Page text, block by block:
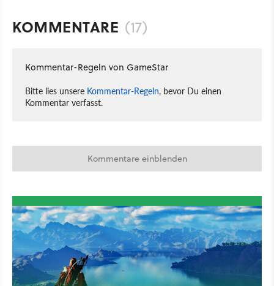
KOMMENTARE (17)
Kommentar-Regeln von GameStar
Bitte lies unsere Kommentar-Regeln, bevor Du einen
Kommentar verfasst.
Kommentare einblenden